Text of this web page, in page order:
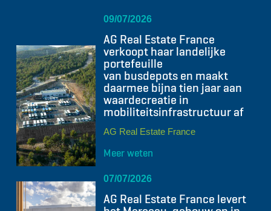
09/07/2026
AG Real Estate France
verkoopt haar landelijke
portefeuille
van busdepots en maakt
daarmee bijna tien jaar aan
waardecreatie in
mobiliteitsinfrastructuur af
AG Real Estate France
Meer weten
07/07/2026
AG Real Estate France levert